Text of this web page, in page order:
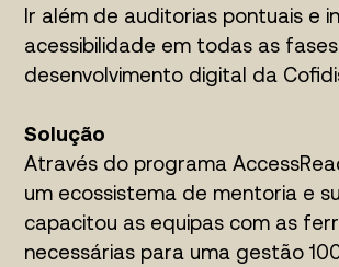
Ir além de auditorias pontuais e
acessibilidade em todas as
desenvolvimento digital da
Solução
Através do programa
um ecossistema de mentoria e
capacitou as equipas com as
necessárias para uma gestão